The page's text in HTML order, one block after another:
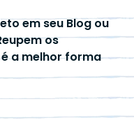
em seu Blog ou
os
é a melhor forma